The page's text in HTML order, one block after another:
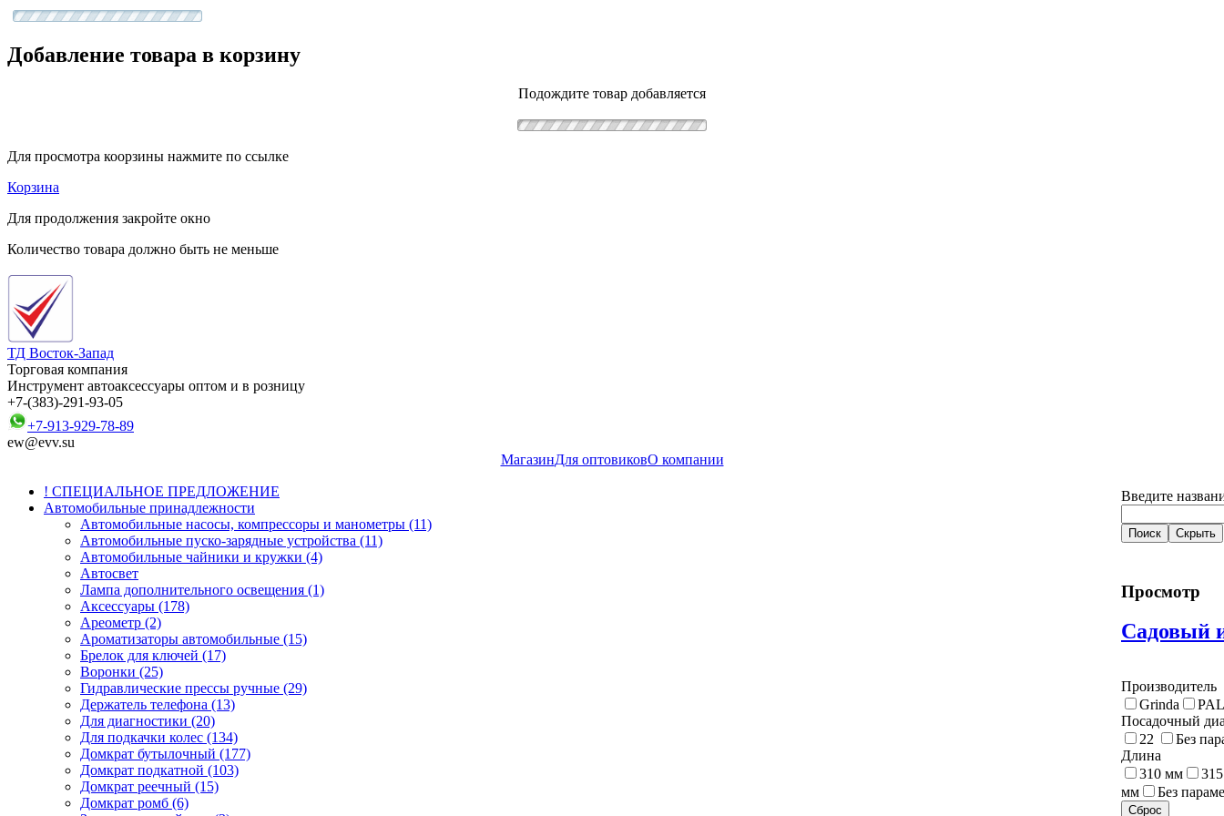
Добавление товара в корзину
Подождите товар добавляется
Для просмотра коорзины нажмите по ссылке
Корзина
Для продолжения закройте окно
Количество товара должно быть не меньше
ТД Восток-Запад
Торговая компания
Инструмент автоаксессуары оптом и в розницу
+7-(383)-291-93-05
+7-913-929-78-89
ew@evv.su
МагазинДля оптовиковО компании
! СПЕЦИАЛЬНОЕ ПРЕДЛОЖЕНИЕ
Автомобильные принадлежности
Автомобильные насосы, компрессоры и манометры (11)
Автомобильные пуско-зарядные устройства (11)
Автомобильные чайники и кружки (4)
Автосвет
Лампа дополнительного освещения (1)
Аксессуары (178)
Ареометр (2)
Ароматизаторы автомобильные (15)
Брелок для ключей (17)
Воронки (25)
Гидравлические прессы ручные (29)
Держатель телефона (13)
Для диагностики (20)
Для подкачки колес (134)
Домкрат бутылочный (177)
Домкрат подкатной (103)
Домкрат реечный (15)
Домкрат ромб (6)
Введите
Просмотр
Садовый
Производитель
Grinda
Посадочный
22
Без
Длина
310 мм
мм
Без